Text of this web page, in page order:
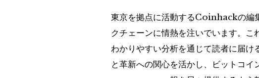
東京を拠点に活動するCoinhackの編
クチェーンに情熱を注いでいます。
わかりやすい分析を通じて読者に届け
と革新への関心を活かし、ビットコ